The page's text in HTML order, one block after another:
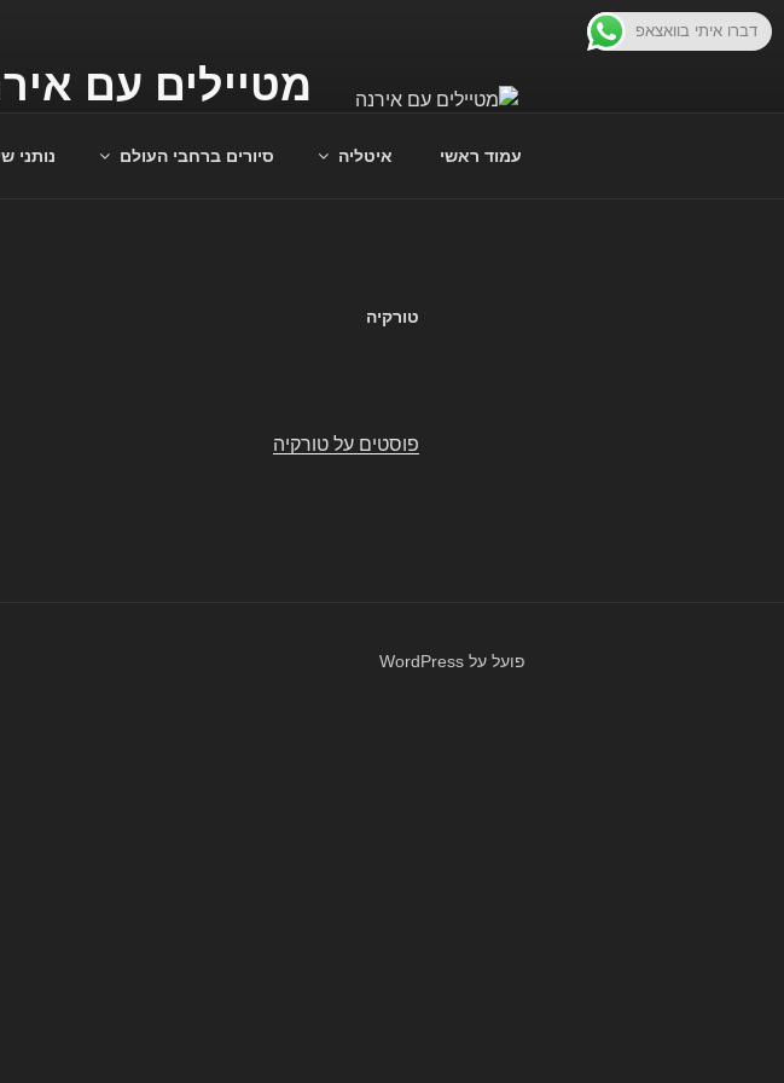
דילוג
לתוכן
מטיילים עם
עמוד ראשי איטליה סיורים ברחבי העולם נותני
טורקיה
פוסטים על טורקיה
פועל על WordPress
דברו איתי בוואצאפ